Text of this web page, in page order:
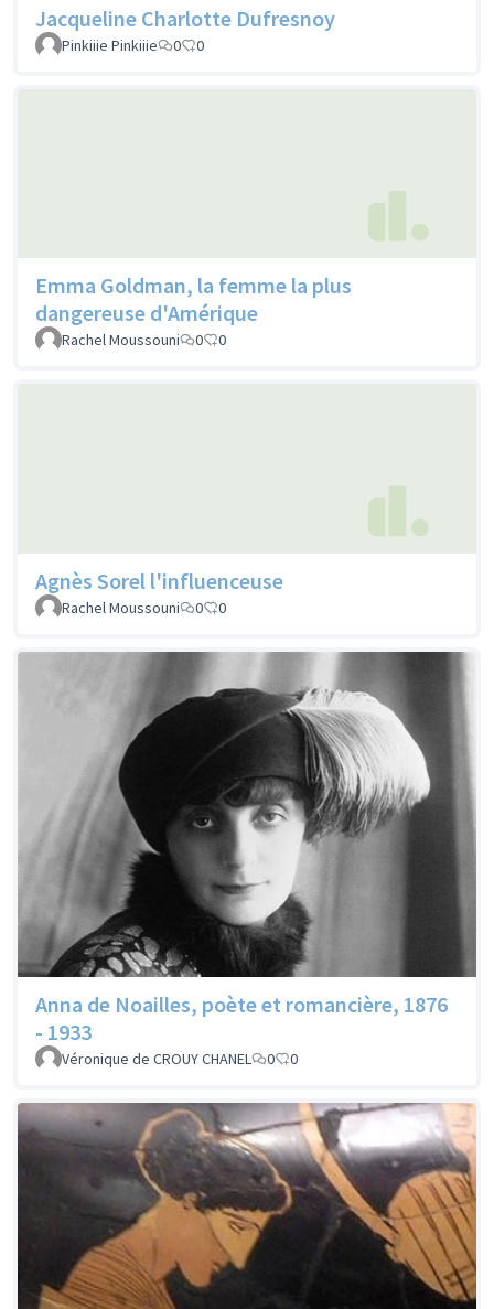
Jacqueline Charlotte Dufresnoy
Pinkiiie Pinkiiie 0 0
Emma Goldman, la femme la plus
dangereuse d'Amérique
Rachel Moussouni 0 0
Agnès Sorel l'influenceuse
Rachel Moussouni 0 0
Anna de Noailles, poète et romancière, 1876
- 1933
Véronique de CROUY CHANEL 0 0